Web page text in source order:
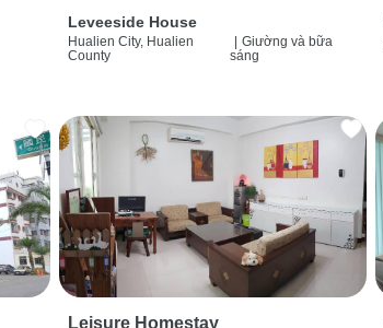
Leveeside House
Hualien City, Hualien
County
| Giường và bữa
sáng
Leisure Homestay